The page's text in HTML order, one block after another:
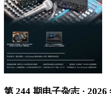
第 244 期电子杂志 · 2026